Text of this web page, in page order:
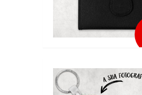
PERSONALIZADA2